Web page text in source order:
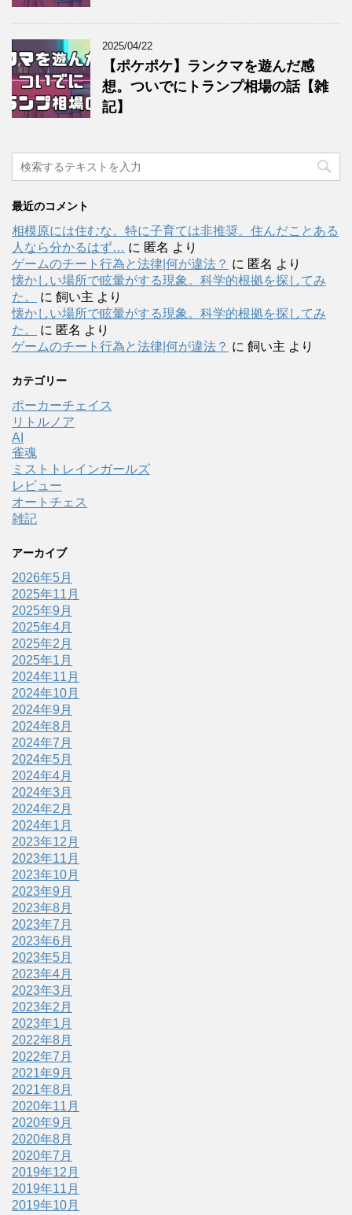
2025/04/22
【ポケポケ】ランクマを遊んだ感
想。ついでにトランプ相場の話【雑
記】
最近のコメント
相模原には住むな。特に子育ては非推奨。住んだことある
人なら分かるはず… に 匿名 より
ゲームのチート行為と法律|何が違法？ に 匿名 より
懐かしい場所で眩暈がする現象。科学的根拠を探してみ
た。
に 飼い主 より
懐かしい場所で眩暈がする現象。科学的根拠を探してみ
た。
に 匿名 より
ゲームのチート行為と法律|何が違法？ に 飼い主 より
カテゴリー
ポーカーチェイス
リトルノア
AI
雀魂
ミストトレインガールズ
レビュー
オートチェス
雑記
アーカイブ
2026年5月
2025年11月
2025年9月
2025年4月
2025年2月
2025年1月
2024年11月
2024年10月
2024年9月
2024年8月
2024年7月
2024年5月
2024年4月
2024年3月
2024年2月
2024年1月
2023年12月
2023年11月
2023年10月
2023年9月
2023年8月
2023年7月
2023年6月
2023年5月
2023年4月
2023年3月
2023年2月
2023年1月
2022年8月
2022年7月
2021年9月
2021年8月
2020年11月
2020年9月
2020年8月
2020年7月
2019年12月
2019年11月
2019年10月